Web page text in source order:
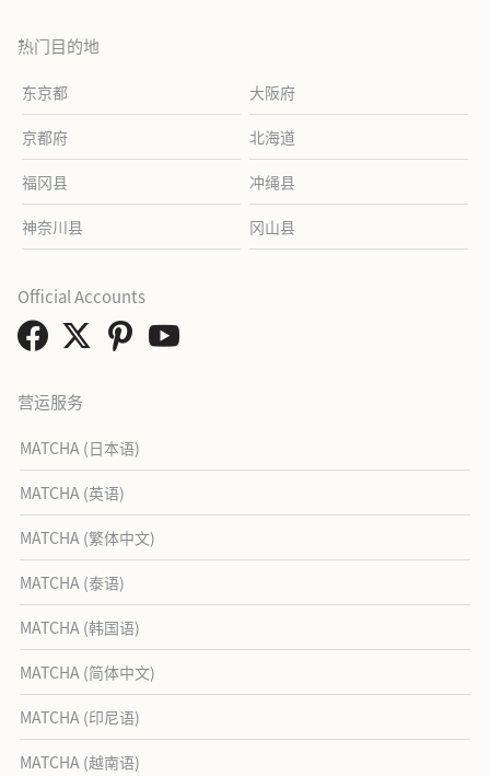
热门目的地
东京都 大阪府
京都府 北海道
福冈县 冲绳县
神奈川县 冈山县
营运服务
MATCHA (日本语)
MATCHA (英语)
MATCHA (繁体中文)
MATCHA (泰语)
MATCHA (韩国语)
MATCHA (简体中文)
MATCHA (印尼语)
MATCHA (越南语)
Official Accounts